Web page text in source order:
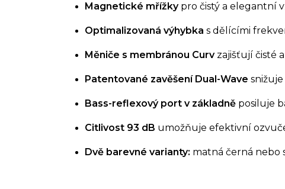
Magnetické mřížkypro čistý a elegantní
Optimalizovaná výhybka s dělícími
Měniče s membránou Curvzajišťují čisté
Patentované zavěšení Dual-Wave
Bass-reflexový port v základně posiluje
Citlivost 93 dB umožňuje efektivní
Dvě barevné varianty: matná černá nebo